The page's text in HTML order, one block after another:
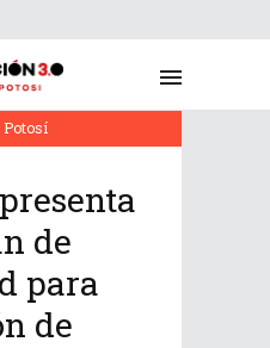
Potosí
de
para
de